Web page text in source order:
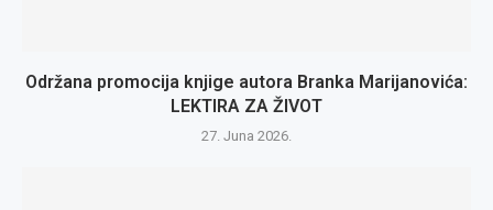
Održana promocija knjige autora Branka Marijanovića:
LEKTIRA ZA ŽIVOT
27. Juna 2026.